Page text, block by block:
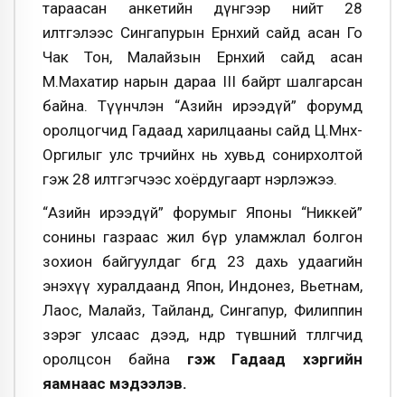
тараасан анкетийн дүнгээр нийт 28
илтгэлээс Сингапурын Ерөнхий сайд асан Го
Чак Тон, Малайзын Ерөнхий сайд асан
М.Махатир нарын дараа III байрт шалгарсан
байна. Түүнчлэн “Азийн ирээдүй” форумд
оролцогчид Гадаад харилцааны сайд Ц.Мөнх-
Оргилыг улс төрчийнх нь хувьд сонирхолтой
гэж 28 илтгэгчээс хоёрдугаарт нэрлэжээ.
“Азийн ирээдүй” форумыг Японы “Никкей”
сонины газраас жил бүр уламжлал болгон
зохион байгуулдаг бөгөөд 23 дахь удаагийн
энэхүү хуралдаанд Япон, Индонез, Вьетнам,
Лаос, Малайз, Тайланд, Сингапур, Филиппин
зэрэг улсаас дээд, өндөр түвшний төлөөлөгчид
оролцсон байна гэж Гадаад хэргийн
яамнаас мэдээлэв.